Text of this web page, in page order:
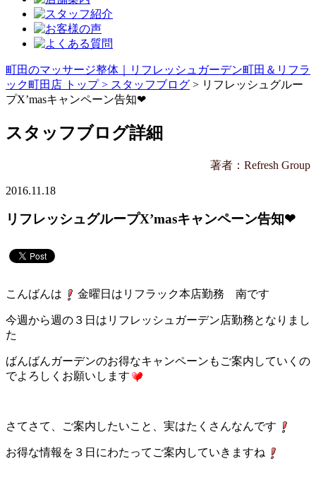
町田のマッサージ整体｜リフレッシュガーデン町田＆リフラ
ック町田店 トップ > スタッフブログ > リフレッシュグルー
プX’masキャンペーン告知❤
スタッフブログ詳細
著者：Refresh Group
2016.11.18
リフレッシュグループX’masキャンペーン告知❤
こんばんは 金曜日はリフラック本店勤務 南です
今週から週の３日はリフレッシュガーデン店勤務となりまし
た
ばんばんガーデンのお得なキャンペーンもご案内していくの
でよろしくお願いします
さてさて、ご案内したいこと、実はたくさんなんです
お得な情報を３日にわたってご案内していきますね